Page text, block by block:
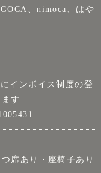
、nimoca、はや
インボイス制度の登
す
席あり・座椅子あり